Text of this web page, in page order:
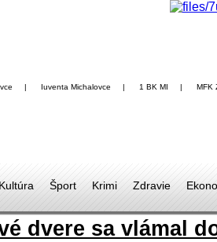
| Iuventa Michalovce | 1 BK MI | MFK
Kultúra Šport Krimi Zdravie
dvere sa vlámal